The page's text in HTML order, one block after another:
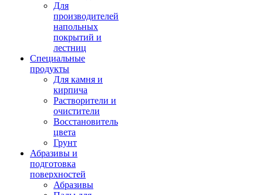
Для
производителей
напольных
покрытий и
лестниц
Специальные
продукты
Для камня и
кирпича
Растворители и
очистители
Восстановитель
цвета
Грунт
Абразивы и
подготовка
поверхностей
Абразивы